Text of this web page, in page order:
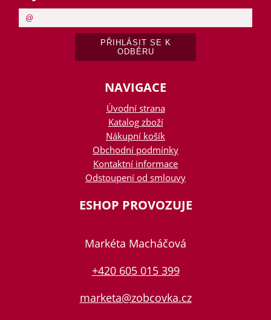
NAVIGACE
Úvodní strana
Katalog zboží
Nákupní košík
Obchodní podmínky
Kontaktní informace
Odstoupení od smlouvy
ESHOP PROVOZUJE
Markéta Macháčová
+420 605 015 399
marketa@zobcovka.cz